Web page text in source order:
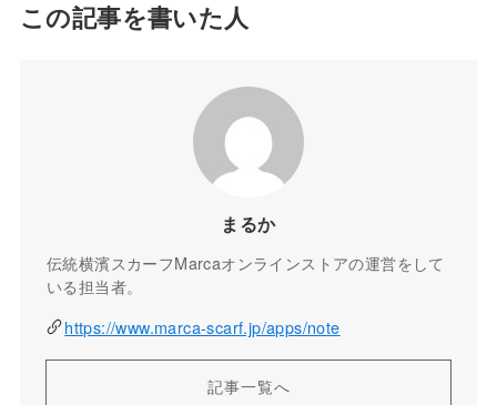
この記事を書いた人
まるか
伝統横濱スカーフMarcaオンラインストアの運営をして
いる担当者。
https://www.marca-scarf.jp/apps/note
記事一覧へ